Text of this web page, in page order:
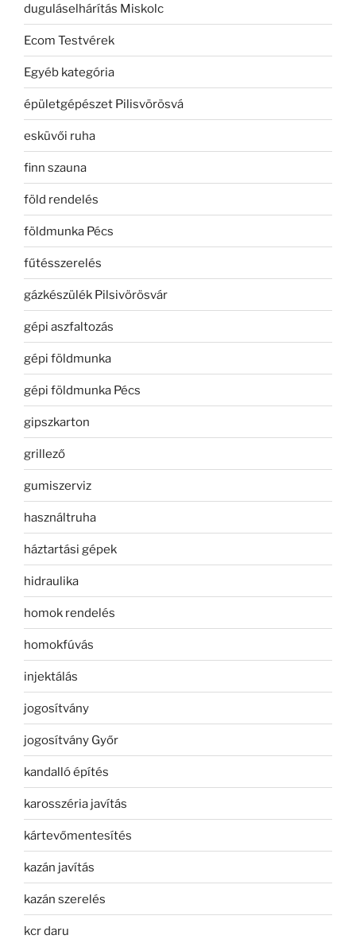
duguláselhárítás Miskolc
Ecom Testvérek
Egyéb kategória
épületgépészet Pilisvörösvá
esküvői ruha
finn szauna
föld rendelés
földmunka Pécs
fűtésszerelés
gázkészülék Pilsivörösvár
gépi aszfaltozás
gépi földmunka
gépi földmunka Pécs
gipszkarton
grillező
gumiszerviz
használtruha
háztartási gépek
hidraulika
homok rendelés
homokfúvás
injektálás
jogosítvány
jogosítvány Győr
kandalló építés
karosszéria javítás
kártevőmentesítés
kazán javítás
kazán szerelés
kcr daru